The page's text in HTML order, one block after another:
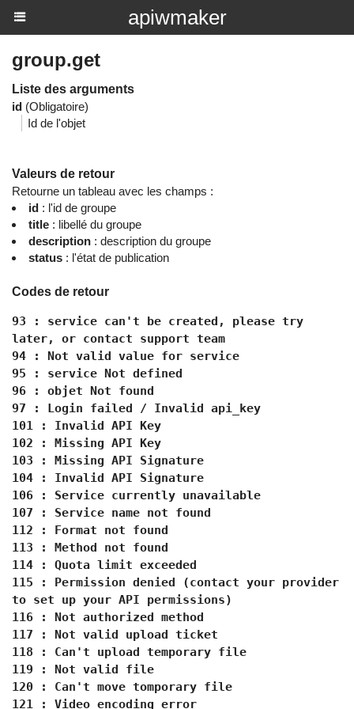
apiwmaker
group.get
Liste des arguments
id (Obligatoire)
Id de l'objet
Valeurs de retour
Retourne un tableau avec les champs :
id : l'id de groupe
title : libellé du groupe
description : description du groupe
status : l'état de publication
Codes de retour
93 : service can't be created, please try
later, or contact support team
94 : Not valid value for service
95 : service Not defined
96 : objet Not found
97 : Login failed / Invalid api_key
101 : Invalid API Key
102 : Missing API Key
103 : Missing API Signature
104 : Invalid API Signature
106 : Service currently unavailable
107 : Service name not found
112 : Format not found
113 : Method not found
114 : Quota limit exceeded
115 : Permission denied (contact your provider
to set up your API permissions)
116 : Not authorized method
117 : Not valid upload ticket
118 : Can't upload temporary file
119 : Not valid file
120 : Can't move tomporary file
121 : Video encoding error